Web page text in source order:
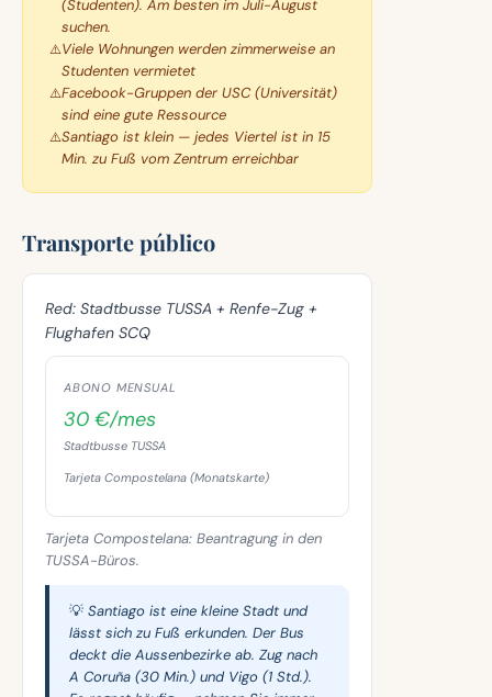
(Studenten). Am besten im Juli-August
suchen.
Viele Wohnungen werden zimmerweise an
Studenten vermietet
Facebook-Gruppen der USC (Universität)
sind eine gute Ressource
Santiago ist klein — jedes Viertel ist in 15
Min. zu Fuß vom Zentrum erreichbar
Transporte público
Red: Stadtbusse TUSSA + Renfe-Zug +
Flughafen SCQ
ABONO MENSUAL
30 €/mes
Stadtbusse TUSSA
Tarjeta Compostelana (Monatskarte)
Tarjeta Compostelana: Beantragung in den
TUSSA-Büros.
💡 Santiago ist eine kleine Stadt und
lässt sich zu Fuß erkunden. Der Bus
deckt die Aussenbezirke ab. Zug nach
A Coruña (30 Min.) und Vigo (1 Std.).